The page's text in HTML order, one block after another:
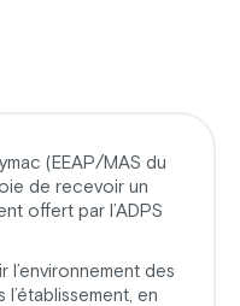
(EEAP/MAS du
de recevoir un
offert par l’ADPS
des
en